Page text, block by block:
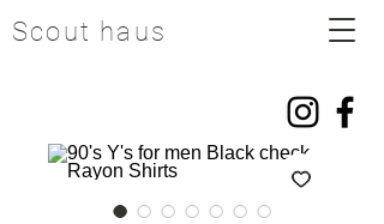
Scout haus